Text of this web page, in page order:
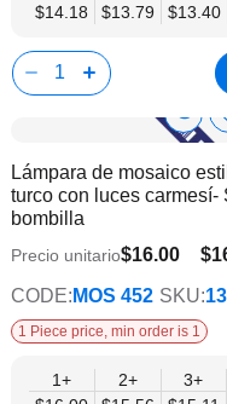
$14.18
$13.79
$13.40
Info
Lámpara de mosaico
turco con luces carmesí-
bombilla
Precio unitario$16.00
CODE: MOS 452 SKU:
1 Piece price, min order is 1
1+
2+
3+